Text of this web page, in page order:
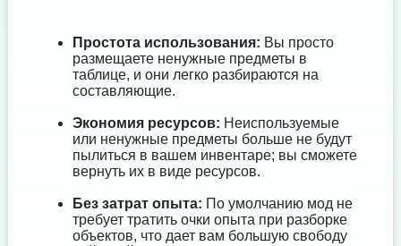
Простота использования: Вы просто
размещаете ненужные предметы в
таблице, и они легко разбираются на
составляющие.
Экономия ресурсов: Неиспользуемые
или ненужные предметы больше не будут
пылиться в вашем инвентаре; вы сможете
вернуть их в виде ресурсов.
Без затрат опыта: По умолчанию мод не
требует тратить очки опыта при разборке
объектов, что дает вам большую свободу